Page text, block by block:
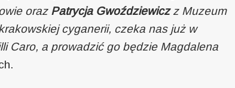
oraz Patrycja Gwoździewiczz Muzeum
cyganerii, czeka nas już w
Caro, a prowadzić go będzie Magdalena